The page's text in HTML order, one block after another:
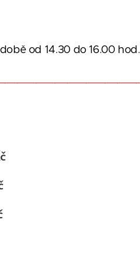
od 14.30 do 16.00 hod.